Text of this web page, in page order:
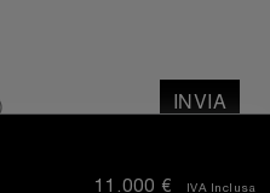
11.000 € IVA Inclusa
INVIA